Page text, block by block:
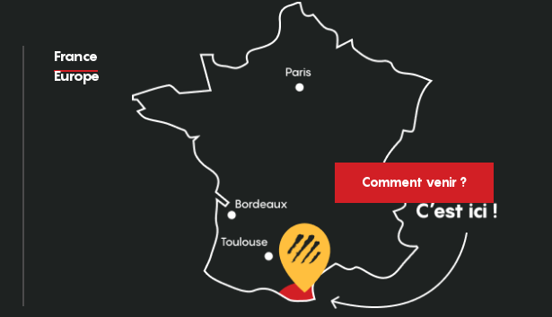
France
Europe
Comment venir ?